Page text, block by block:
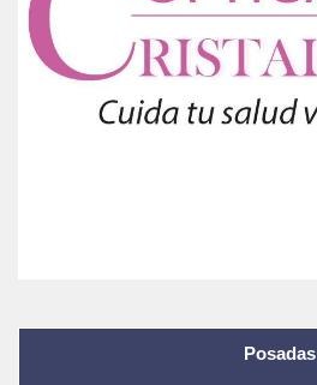
Posadas